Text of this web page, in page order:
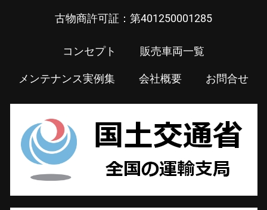
古物商許可証：第401250001285
コンセプト 販売車両一覧
メンテナンス実例集 会社概要 お問合せ